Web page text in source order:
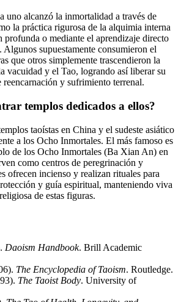
uno alcanzó la inmortalidad a través de
la práctica rigurosa de la alquimia interna
profunda o mediante el aprendizaje directo
Algunos supuestamente consumieron el
que otros simplemente trascendieron la
vacuidad y el Tao, logrando así liberar su
y sufrimiento terrenal.
templos dedicados a ellos?
taoístas en China y el sudeste asiático
a los Ocho Inmortales. El más famoso es
de los Ocho Inmortales (Ba Xian An) en
como centros de peregrinación y
ofrecen incienso y realizan rituales para
y guía espiritual, manteniendo viva
de estas figuras.
Daoism Handbook. Brill Academic
The Encyclopedia of Taoism. Routledge.
The Taoist Body. University of